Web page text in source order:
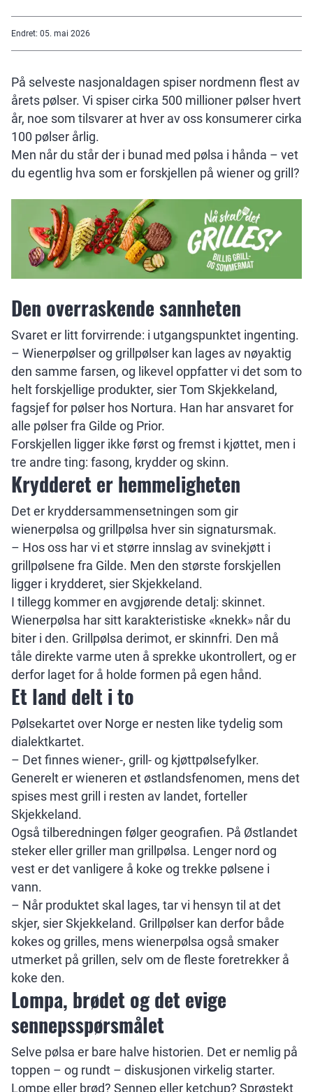
Endret: 05. mai 2026
På selveste nasjonaldagen spiser nordmenn flest av
årets pølser. Vi spiser cirka 500 millioner pølser hvert
år, noe som tilsvarer at hver av oss konsumerer cirka
100 pølser årlig.
Men når du står der i bunad med pølsa i hånda – vet
du egentlig hva som er forskjellen på wiener og grill?
Den overraskende sannheten
Svaret er litt forvirrende: i utgangspunktet ingenting.
– Wienerpølser og grillpølser kan lages av nøyaktig
den samme farsen, og likevel oppfatter vi det som to
helt forskjellige produkter, sier Tom Skjekkeland,
fagsjef for pølser hos Nortura. Han har ansvaret for
alle pølser fra Gilde og Prior.
Forskjellen ligger ikke først og fremst i kjøttet, men i
tre andre ting: fasong, krydder og skinn.
Krydderet er hemmeligheten
Det er kryddersammensetningen som gir
wienerpølsa og grillpølsa hver sin signatursmak.
– Hos oss har vi et større innslag av svinekjøtt i
grillpølsene fra Gilde. Men den største forskjellen
ligger i krydderet, sier Skjekkeland.
I tillegg kommer en avgjørende detalj: skinnet.
Wienerpølsa har sitt karakteristiske «knekk» når du
biter i den. Grillpølsa derimot, er skinnfri. Den må
tåle direkte varme uten å sprekke ukontrollert, og er
derfor laget for å holde formen på egen hånd.
Et land delt i to
Pølsekartet over Norge er nesten like tydelig som
dialektkartet.
– Det finnes wiener-, grill- og kjøttpølsefylker.
Generelt er wieneren et østlandsfenomen, mens det
spises mest grill i resten av landet, forteller
Skjekkeland.
Også tilberedningen følger geografien. På Østlandet
steker eller griller man grillpølsa. Lenger nord og
vest er det vanligere å koke og trekke pølsene i
vann.
– Når produktet skal lages, tar vi hensyn til at det
skjer, sier Skjekkeland. Grillpølser kan derfor både
kokes og grilles, mens wienerpølsa også smaker
utmerket på grillen, selv om de fleste foretrekker å
koke den.
Lompa, brødet og det evige
sennepsspørsmålet
Selve pølsa er bare halve historien. Det er nemlig på
toppen – og rundt – diskusjonen virkelig starter.
Lompe eller brød? Sennep eller ketchup? Sprøstekt